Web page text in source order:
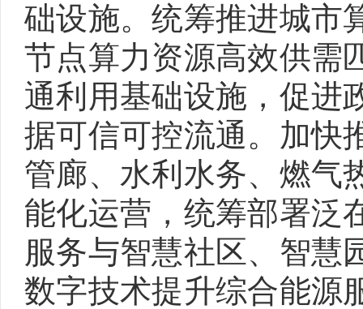
础设施。统筹推进城市
节点算力资源高效供需
通利用基础设施，促进
据可信可控流通。加快
管廊、水利水务、燃气
能化运营，统筹部署泛
服务与智慧社区、智慧
数字技术提升综合能源